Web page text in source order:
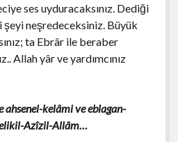
ses uyduracaksınız. Dediği
neşredeceksiniz. Büyük
ta Ebrâr ile beraber
Allah yâr ve yardımcınız
ahsenel-kelâmi ve eblagan-
Azîzil-Allâm…